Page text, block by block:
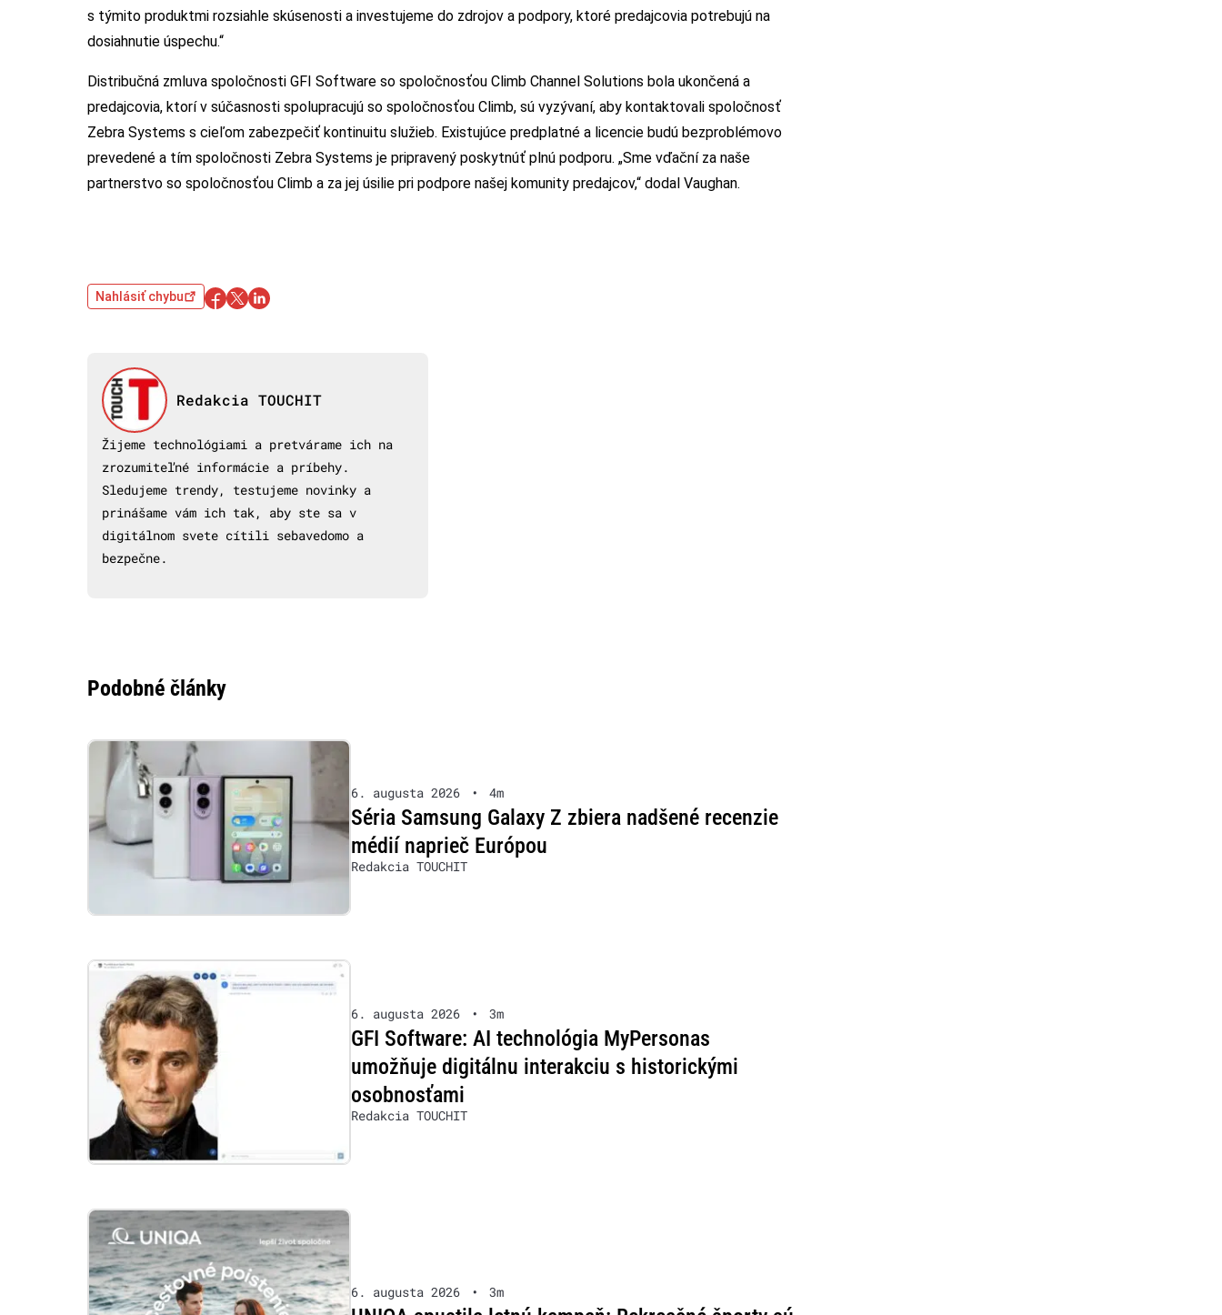
s týmito produktmi rozsiahle skúsenosti a investujeme do zdrojov a podpory, ktoré predajcovia potrebujú na
dosiahnutie úspechu.“
Distribučná zmluva spoločnosti GFI Software so spoločnosťou Climb Channel Solutions bola ukončená a
predajcovia, ktorí v súčasnosti spolupracujú so spoločnosťou Climb, sú vyzývaní, aby kontaktovali spoločnosť
Zebra Systems s cieľom zabezpečiť kontinuitu služieb. Existujúce predplatné a licencie budú bezproblémovo
prevedené a tím spoločnosti Zebra Systems je pripravený poskytnúť plnú podporu. „Sme vďační za naše
partnerstvo so spoločnosťou Climb a za jej úsilie pri podpore našej komunity predajcov,“ dodal Vaughan.
Nahlásiť chybu
Redakcia TOUCHIT
Žijeme technológiami a pretvárame ich na
zrozumiteľné informácie a príbehy.
Sledujeme trendy, testujeme novinky a
prinášame vám ich tak, aby ste sa v
digitálnom svete cítili sebavedomo a
bezpečne.
Podobné články
6. augusta 2026 • 4m
Séria Samsung Galaxy Z zbiera nadšené recenzie
médií naprieč Európou
Redakcia TOUCHIT
6. augusta 2026 • 3m
GFI Software: AI technológia MyPersonas
umožňuje digitálnu interakciu s historickými
osobnosťami
Redakcia TOUCHIT
6. augusta 2026 • 3m